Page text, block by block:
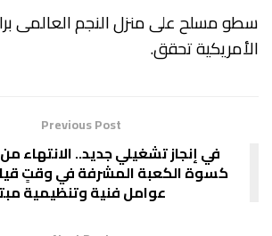
سطو مسلح على منزل النجم العالمى
الأمريكية تحقق.
Previous Post
في إنجاز تشغيلي جديد.. الانتهاء
كسوة الكعبة المشرفة في وقتٍ
عوامل فنية وتنظيمية